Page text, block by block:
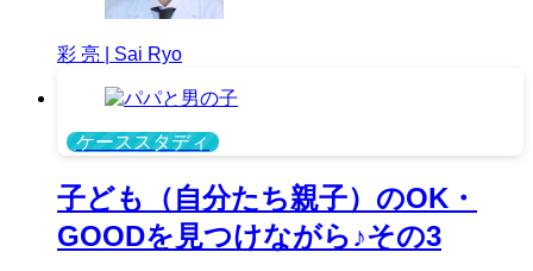
彩 亮 | Sai Ryo
ケーススタディ
子ども（自分たち親子）のOK・
GOODを見つけながら♪その3